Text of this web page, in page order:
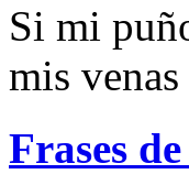
Si mi
mis
Frases